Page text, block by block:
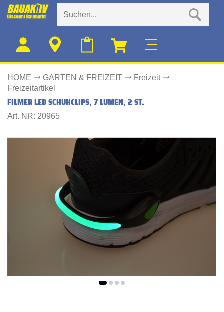
HOME GARTEN & FREIZEIT
Freizeit
Freizeitartikel
FILMER LED SCHUHCLIPS, 7 LUMEN, 2 ST.
Art. NR: 20965